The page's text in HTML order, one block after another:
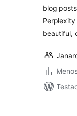
blog
beautiful,